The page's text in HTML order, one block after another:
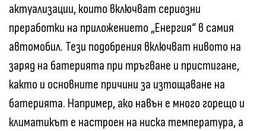
актуализации, които включват сериозни
преработки на приложението „Енергия“ в самия
автомобил. Тези подобрения включват нивото на
заряд на батерията при тръгване и пристигане,
както и основните причини за изтощаване на
батерията. Например, ако навън е много горещо и
климатикът е настроен на ниска температура, а